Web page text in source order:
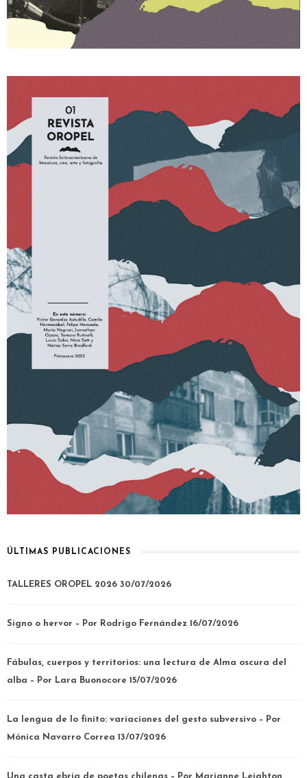
ÚLTIMAS PUBLICACIONES
TALLERES OROPEL 2026 30/07/2026
Signo o hervor – Por Rodrigo Fernández 16/07/2026
Fábulas, cuerpos y territorios: una lectura de Alma oscura del
alba – Por Lara Buonocore 15/07/2026
La lengua de lo finito: variaciones del gesto subversivo – Por
Mónica Navarro Correa 13/07/2026